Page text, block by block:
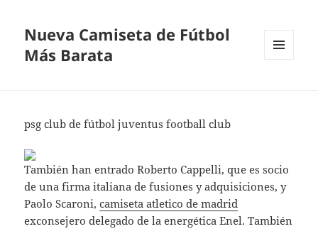
Nueva Camiseta de Fútbol
Más Barata
psg club de fútbol juventus football club
También han entrado Roberto Cappelli, que es socio
de una firma italiana de fusiones y adquisiciones, y
Paolo Scaroni,camiseta atletico de madrid
exconsejero delegado de la energética Enel. También